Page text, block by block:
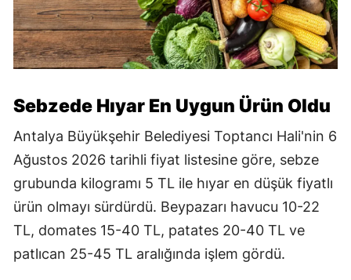
Sebzede Hıyar En Uygun Ürün Oldu
Antalya Büyükşehir Belediyesi Toptancı Hali'nin 6
Ağustos 2026 tarihli fiyat listesine göre, sebze
grubunda kilogramı 5 TL ile hıyar en düşük fiyatlı
ürün olmayı sürdürdü. Beypazarı havucu 10-22
TL, domates 15-40 TL, patates 20-40 TL ve
patlıcan 25-45 TL aralığında işlem gördü.